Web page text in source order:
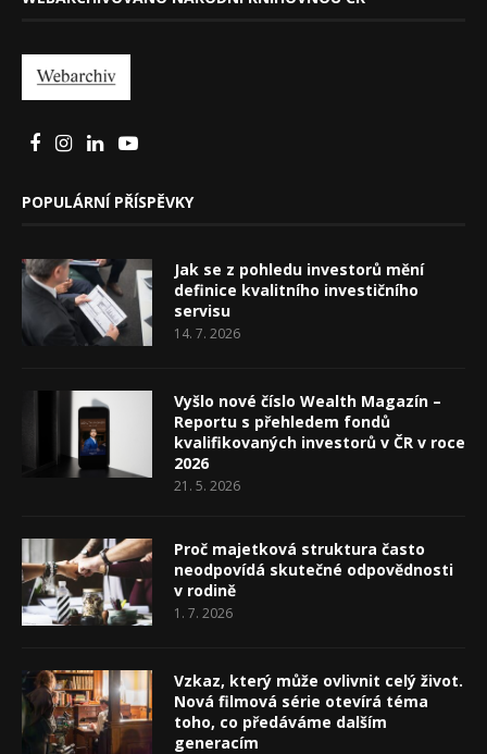
POPULÁRNÍ PŘÍSPĚVKY
Jak se z pohledu investorů mění
definice kvalitního investičního
servisu
14. 7. 2026
Vyšlo nové číslo Wealth Magazín –
Reportu s přehledem fondů
kvalifikovaných investorů v ČR v roce
2026
21. 5. 2026
Proč majetková struktura často
neodpovídá skutečné odpovědnosti
v rodině
1. 7. 2026
Vzkaz, který může ovlivnit celý život.
Nová filmová série otevírá téma
toho, co předáváme dalším
generacím